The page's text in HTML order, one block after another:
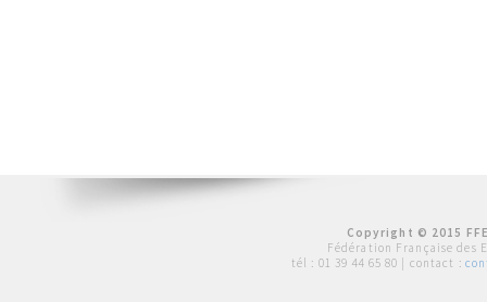
Copyright © 2015
Fédération Française des
tél : 01 39 44 65 80 | contact :